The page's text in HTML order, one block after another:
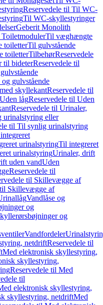
Reservedele til Til WC-
Til WC-skyllestyringer
Geberit Monolith
Til væghængte
toiletterTil gulvstående
toiletterTilbehørReservedele
til bideterReservedele til
gulvstående
skyllekantReservedele til
Uden lågReservedele til Uden
Reservedele til Urinaler,
urinalstyring eller
til Til synlig urinalstyring
urinalstyringTil integreret
urinalstyringUrinaler, drift
uden vandUden
Reservedele til
til Skillevægge af
Skillevægge af
Vandlåse og
og
og
Vandfordeler
netdriftReservedele til
Med elektronisk skyllestyring,
skyllestyring,
Reservedele til Med
til
elektronisk skyllestyring,
skyllestyring, netdriftMed